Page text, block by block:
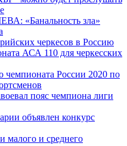
«Банальность зла»
черкесов в Россию
АСА 110 для черкесских
чемпионата России 2020 по
пояс чемпиона лиги
объявлен конкурс
малого и среднего